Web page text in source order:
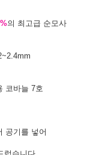
의 최고급 순모사
코바늘 7호
공기를 넣어